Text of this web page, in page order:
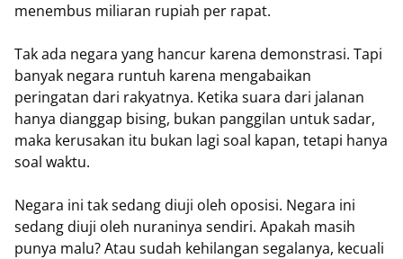
menembus miliaran rupiah per rapat.
Tak ada negara yang hancur karena demonstrasi. Tapi
banyak negara runtuh karena mengabaikan
peringatan dari rakyatnya. Ketika suara dari jalanan
hanya dianggap bising, bukan panggilan untuk sadar,
maka kerusakan itu bukan lagi soal kapan, tetapi hanya
soal waktu.
Negara ini tak sedang diuji oleh oposisi. Negara ini
sedang diuji oleh nuraninya sendiri. Apakah masih
punya malu? Atau sudah kehilangan segalanya, kecuali